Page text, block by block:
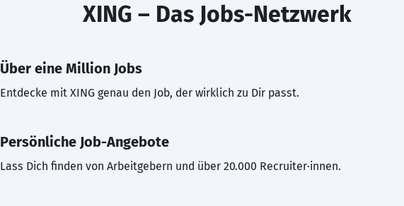
XING – Das Jobs-Netzwerk
Über eine Million Jobs
Entdecke mit XING genau den Job, der wirklich zu Dir passt.
Persönliche Job-Angebote
Lass Dich finden von Arbeitgebern und über 20.000 Recruiter·innen.